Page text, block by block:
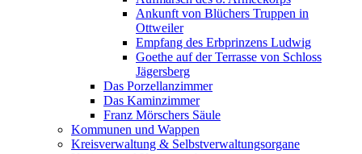
Ankunft von Blüchers Truppen in
Ottweiler
Empfang des Erbprinzens Ludwig
Goethe auf der Terrasse von Schloss
Jägersberg
Das Porzellanzimmer
Das Kaminzimmer
Franz Mörschers Säule
Kommunen und Wappen
Kreisverwaltung & Selbstverwaltungsorgane